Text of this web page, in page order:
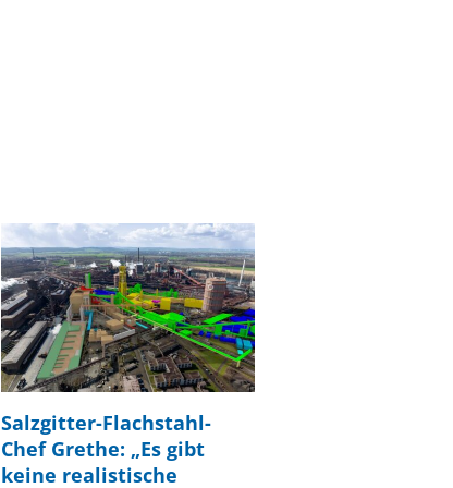
Salzgitter-Flachstahl-
Chef Grethe: „Es gibt
keine realistische